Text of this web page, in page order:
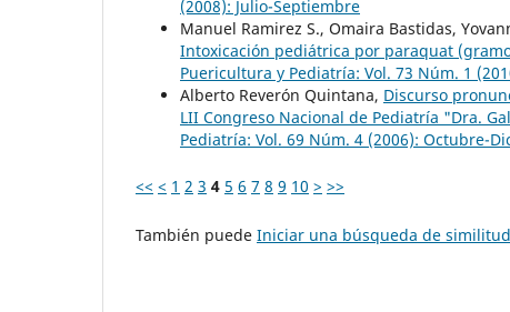
(2008): Julio-Septiembre
Manuel Ramirez S., Omaira Bastidas,
Intoxicación pediátrica por paraquat
Puericultura y Pediatría: Vol. 73 Núm. 1
Alberto Reverón Quintana, Discurso
LII Congreso Nacional de Pediatría "Dra.
Pediatría: Vol. 69 Núm. 4 (2006): Octubre-
<< < 1 2 3 4 5 6 7 8 9 10 > >>
También puede Iniciar una búsqueda de